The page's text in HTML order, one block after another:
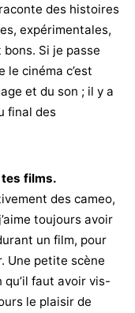
des histoires
expérimentales,
Si je passe
le cinéma c’est
et du son ; il y a
final des
tes films.
des cameo,
toujours avoir
un film, pour
Une petite scène
faut avoir vis-
le plaisir de